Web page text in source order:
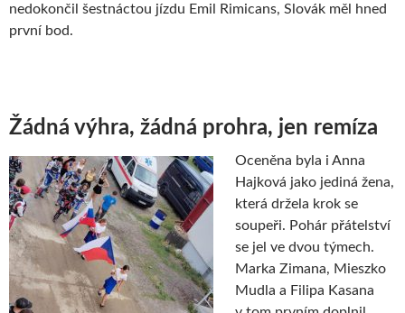
nedokončil šestnáctou jízdu Emil Rimicans, Slovák měl hned
první bod.
Žádná výhra, žádná prohra, jen remíza
Oceněna byla i Anna
Hajková jako jediná žena,
která držela krok se
soupeři. Pohár přátelství
se jel ve dvou týmech.
Marka Zimana, Mieszko
Mudla a Filipa Kasana